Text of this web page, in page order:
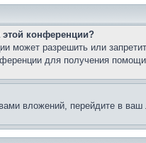
конференции?
может разрешить или
для получения
вложений, перейдите в